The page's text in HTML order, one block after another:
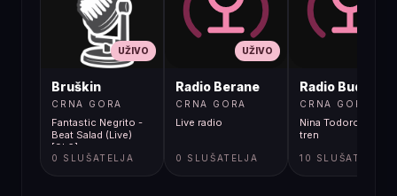
UŽIVO
Bruškin
CRNA GORA
Fantastic Negrito -
Beat Salad (Live)
[9k6]
0 SLUŠATELJA
UŽIVO
Radio Berane
CRNA GORA
Live radio
0 SLUŠATELJA
Radio Budva
CRNA GORA
Nina Todorovic -
tren
10 SLUŠATELJA